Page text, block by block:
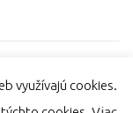
využívajú cookies.